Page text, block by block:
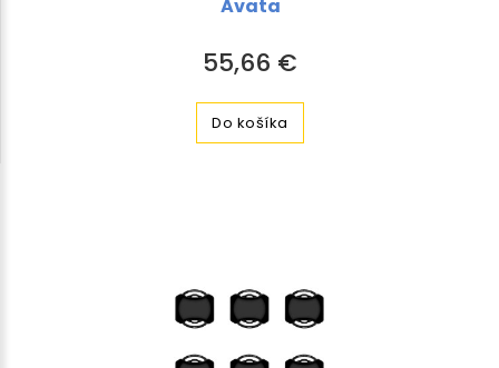
Avata
55,66 €
Do košíka